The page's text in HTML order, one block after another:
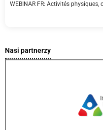
WEBINAR FR: Activités
Nasi partnerzy